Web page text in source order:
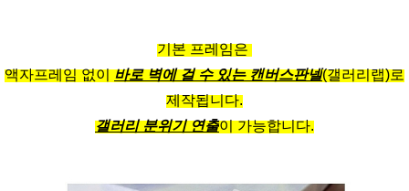
기본 프레임은
액자프레임 없이 바로 벽에 걸 수 있는 캔버스판넬(갤러리랩)로
제작됩니다.
갤러리 분위기 연출이 가능합니다.